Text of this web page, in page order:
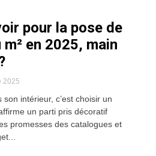
pour la pose de
en 2025, main
2025
intérieur, c’est choisir un
un parti pris décoratif
promesses des catalogues et